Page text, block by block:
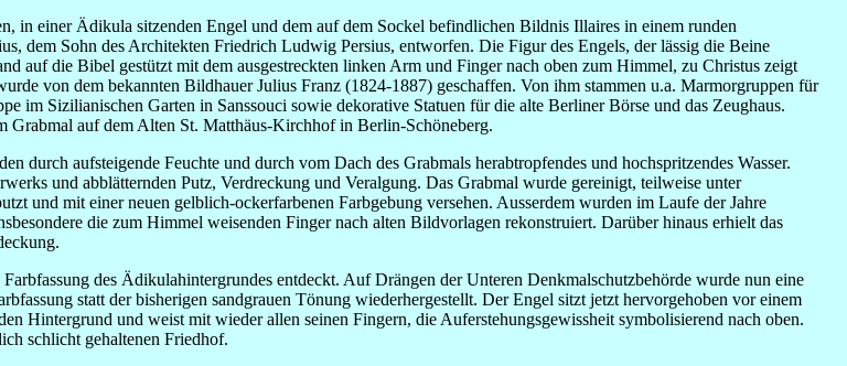
in einer Ädikula sitzenden Engel und dem auf dem Sockel befindlichen Bildnis Illaires in einem runden
dem Sohn des Architekten Friedrich Ludwig Persius, entworfen. Die Figur des Engels, der lässig die Beine
auf die Bibel gestützt mit dem ausgestreckten linken Arm und Finger nach oben zum Himmel, zu Christus zeigt
von dem bekannten Bildhauer Julius Franz (1824-1887) geschaffen. Von ihm stammen u.a. Marmorgruppen für
im Sizilianischen Garten in Sanssouci sowie dekorative Statuen für die alte Berliner Börse und das Zeughaus.
Grabmal auf dem Alten St. Matthäus-Kirchhof in Berlin-Schöneberg.
durch aufsteigende Feuchte und durch vom Dach des Grabmals herabtropfendes und hochspritzendes Wasser.
und abblätternden Putz, Verdreckung und Veralgung. Das Grabmal wurde gereinigt, teilweise unter
und mit einer neuen gelblich-ockerfarbenen Farbgebung versehen. Ausserdem wurden im Laufe der Jahre
die zum Himmel weisenden Finger nach alten Bildvorlagen rekonstruiert. Darüber hinaus erhielt das
des Ädikulahintergrundes entdeckt. Auf Drängen der Unteren Denkmalschutzbehörde wurde nun eine
statt der bisherigen sandgrauen Tönung wiederhergestellt. Der Engel sitzt jetzt hervorgehoben vor einem
Hintergrund und weist mit wieder allen seinen Fingern, die Auferstehungsgewissheit symbolisierend nach oben.
schlicht gehaltenen Friedhof.